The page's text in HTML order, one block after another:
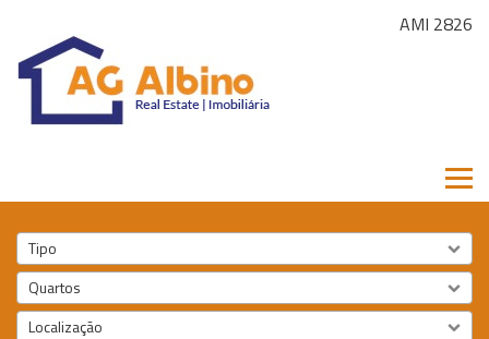
AMI 2826
Tipo
Quartos
Localização